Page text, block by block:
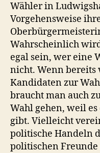
Wähler in
Vorgehensweise
Wahrscheinlich
egal sein, wer eine
nicht. Wenn bereits
Kandidaten zur
braucht man auch
Wahl gehen, weil
gibt. Vielleicht
politische Handeln
politischen Freunde